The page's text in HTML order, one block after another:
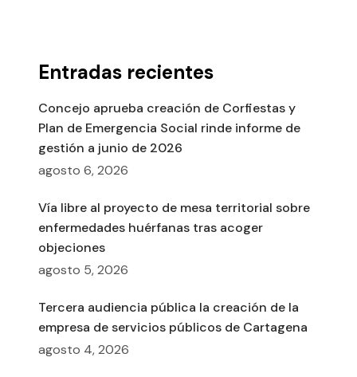
Entradas recientes
Concejo aprueba creación de Corfiestas y
Plan de Emergencia Social rinde informe de
gestión a junio de 2026
agosto 6, 2026
Vía libre al proyecto de mesa territorial sobre
enfermedades huérfanas tras acoger
objeciones
agosto 5, 2026
Tercera audiencia pública la creación de la
empresa de servicios públicos de Cartagena
agosto 4, 2026